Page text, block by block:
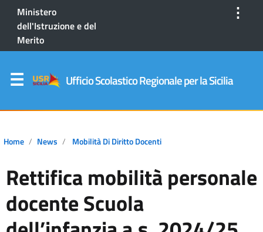
Ministero
dell'Istruzione e del
Merito
⋮
Ufficio Scolastico Regionale per la Sicilia
Home News Mobilità Di Diritto Docenti
Rettifica mobilità personale
docente Scuola